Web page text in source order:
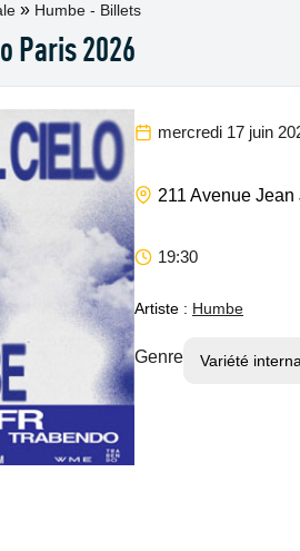
» Humbe - Billets
Paris 2026
mercredi 17 juin
211 Avenue
19:30
Artiste : Humbe
Genre Variété